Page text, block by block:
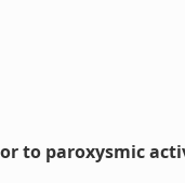
to paroxysmic